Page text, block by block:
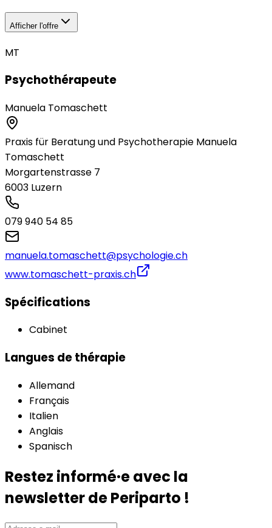
Afficher l'offre
MT
Psychothérapeute
Manuela Tomaschett
Praxis für Beratung und Psychotherapie Manuela
Tomaschett
Morgartenstrasse 7
6003 Luzern
079 940 54 85
manuela.tomaschett@psychologie.ch
www.tomaschett-praxis.ch
Spécifications
Cabinet
Langues de thérapie
Allemand
Français
Italien
Anglais
Spanisch
Restez informé·e avec la
newsletter de Periparto !